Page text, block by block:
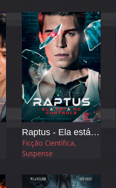
Raptus - Ela está no Controle
Ficção Científica,
Suspense